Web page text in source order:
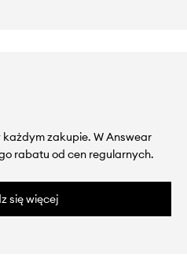
każdym zakupie. W Answear
rabatu od cen regularnych.
się więcej